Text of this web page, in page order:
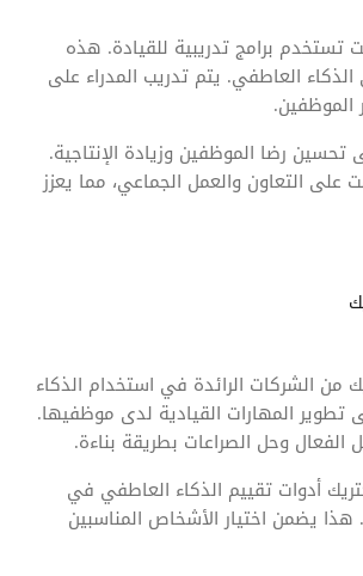
برامج تدريبية للقيادة. هذه
الذكاء العاطفي. يتم تدريب المدراء على
الموظفين.
تحسين رضا الموظفين وزيادة الإنتاجية.
التعاون والعمل الجماعي، مما يعزز
من الشركات الرائدة في استخدام الذكاء
تطوير المهارات القيادية لدى موظفيها.
وحل الصراعات بطريقة بناءة.
أدوات تقييم الذكاء العاطفي في
هذا يضمن اختيار الأشخاص المناسبين